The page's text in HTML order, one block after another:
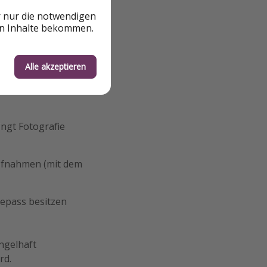
nach Talent
an Foto-
Fotografie
(mit dem
besitzen
nur die notwendigen
Inhalte bekommen.
Alle akzeptieren